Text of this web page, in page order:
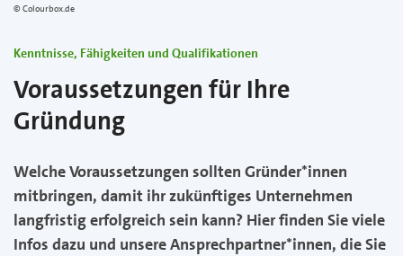
Colourbox.de
Kenntnisse, Fähigkeiten und Qualifikationen
Voraussetzungen für Ihre
Gründung
Welche Voraussetzungen sollten Gründer*innen
mitbringen, damit ihr zukünftiges Unternehmen
langfristig erfolgreich sein kann? Hier finden Sie viele
Infos dazu und unsere Ansprechpartner*innen, die Sie